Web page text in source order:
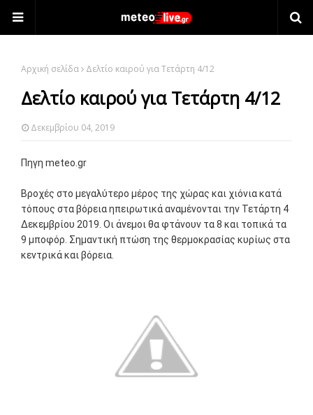
Αρχική σελίδα Δελτίο καιρού για Τετάρτη 4/12
Δελτίο καιρού για Τετάρτη 4/12
Δεκεμβρίου 04, 2019
Πηγη meteo.gr
Βροχές στο μεγαλύτερο μέρος της χώρας και χιόνια κατά
τόπους στα βόρεια ηπειρωτικά αναμένονται την Τετάρτη 4
Δεκεμβρίου 2019. Οι άνεμοι θα φτάνουν τα 8 και τοπικά τα
9 μποφόρ. Σημαντική πτώση της θερμοκρασίας κυρίως στα
κεντρικά και βόρεια.